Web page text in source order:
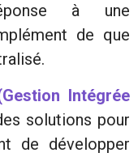
à une
de que
Intégrée
solutions pour
de développer